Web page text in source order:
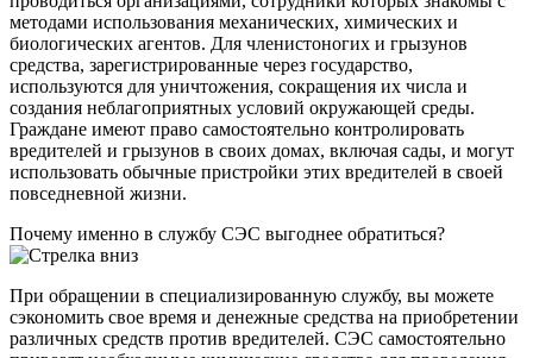
методами использования механических, химических и
биологических агентов. Для членистоногих и грызунов
средства, зарегистрированные через государство,
используются для уничтожения, сокращения их числа и
создания неблагоприятных условий окружающей среды.
Граждане имеют право самостоятельно контролировать
вредителей и грызунов в своих домах, включая сады, и могут
использовать обычные пристройки этих вредителей в своей
повседневной жизни.
Почему именно в службу СЭС выгоднее обратиться?
При обращении в специализированную службу, вы можете
сэкономить свое время и денежные средства на приобретении
различных средств против вредителей. СЭС самостоятельно